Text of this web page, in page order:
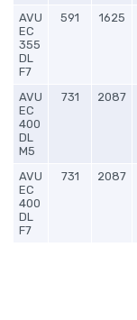
AVU
EC
355
DL
F7
591 1625
AVU
EC
400
DL
M5
731 2087
AVU
EC
400
DL
F7
731 2087